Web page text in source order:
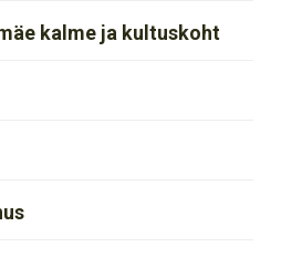
kalme ja kultuskoht